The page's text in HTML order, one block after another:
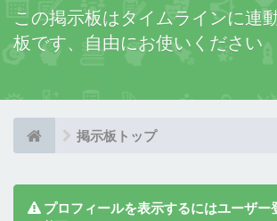
この掲示板はタイムラインに連
板です、自由にお使いください
掲示板トップ
プロフィールを表示するにはユーザー